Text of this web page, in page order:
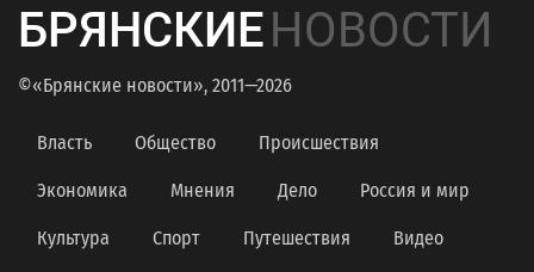
БРЯНСКИЕНОВОСТИ
©«Брянские новости», 2011—2026
Власть Общество Происшествия
Экономика Мнения Дело Россия и мир
Культура Спорт Путешествия Видео